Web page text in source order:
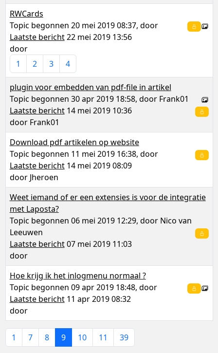
RWCards
Topic begonnen 20 mei 2019 08:37, door
Laatste bericht22 mei 2019 13:56
door
1
2 3 4
plugin voor embedden van pdf-file in artikel
Topic begonnen 30 apr 2019 18:58, door Frank01
Laatste bericht14 mei 2019 10:36
door Frank01
Download pdf artikelen op website
Topic begonnen 11 mei 2019 16:38, door
Laatste bericht14 mei 2019 08:09
door Jheroen
Weet iemand of er een extensies is voor de integratie
met Laposta?
Topic begonnen 06 mei 2019 12:29, door Nico van
Leeuwen
Laatste bericht07 mei 2019 11:03
door
Hoe krijg ik het inlogmenu normaal ?
Topic begonnen 09 apr 2019 18:48, door
Laatste bericht11 apr 2019 08:32
door
1 7 8 9 10 11 39